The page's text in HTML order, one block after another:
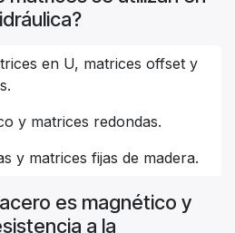
en U, matrices offset y
y matrices redondas.
y matrices fijas de madera.
es magnético y
a la